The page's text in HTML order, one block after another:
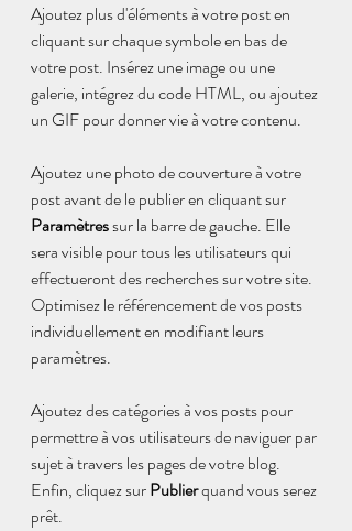
Ajoutez plus d'éléments à votre post en
cliquant sur chaque symbole en bas de
votre post. Insérez une image ou une
galerie, intégrez du code HTML, ou ajoutez
un GIF pour donner vie à votre contenu.
Ajoutez une photo de couverture à votre
post avant de le publier en cliquant sur
Paramètres sur la barre de gauche. Elle
sera visible pour tous les utilisateurs qui
effectueront des recherches sur votre site.
Optimisez le référencement de vos posts
individuellement en modifiant leurs
paramètres.
Ajoutez des catégories à vos posts pour
permettre à vos utilisateurs de naviguer par
sujet à travers les pages de votre blog.
Enfin, cliquez sur Publier quand vous serez
prêt.